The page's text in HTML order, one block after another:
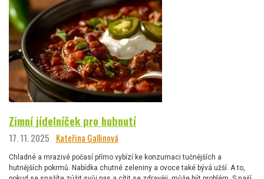
Zimní jídelníček pro hubnutí
17. 11. 2025 Kateřina Gallinová
Chladné a mrazivé počasí přímo vybízí ke konzumaci tučnějších a
hutnějších pokrmů. Nabídka chutné zeleniny a ovoce také bývá užší. A to,